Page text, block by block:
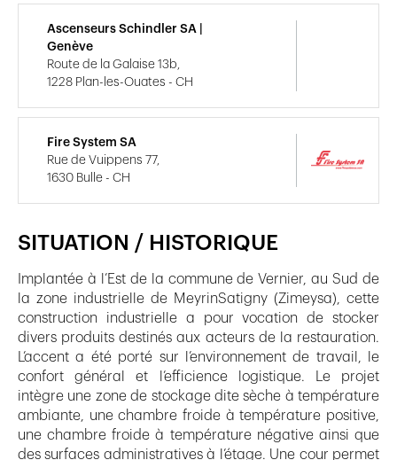
SITUATION / HISTORIQUE
Implantée à l’Est de la commune de Vernier, au Sud de
la zone industrielle de MeyrinSatigny (Zimeysa), cette
construction industrielle a pour vocation de stocker
divers produits destinés aux acteurs de la restauration.
L’accent a été porté sur l’environnement de travail, le
confort général et l’efficience logistique. Le projet
intègre une zone de stockage dite sèche à température
ambiante, une chambre froide à température positive,
une chambre froide à température négative ainsi que
des surfaces administratives à l’étage. Une cour permet
Ascenseurs Schindler SA |
Genève
Route de la Galaise 13b,
1228 Plan-les-Ouates - CH
Fire System SA
Rue de Vuippens 77,
1630 Bulle - CH